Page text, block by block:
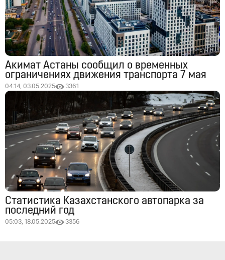
Акимат Астаны сообщил о временных
ограничениях движения транспорта 7 мая
04:14, 03.05.2025 3361
Статистика Казахстанского автопарка за
последний год
05:03, 18.05.2025 3356